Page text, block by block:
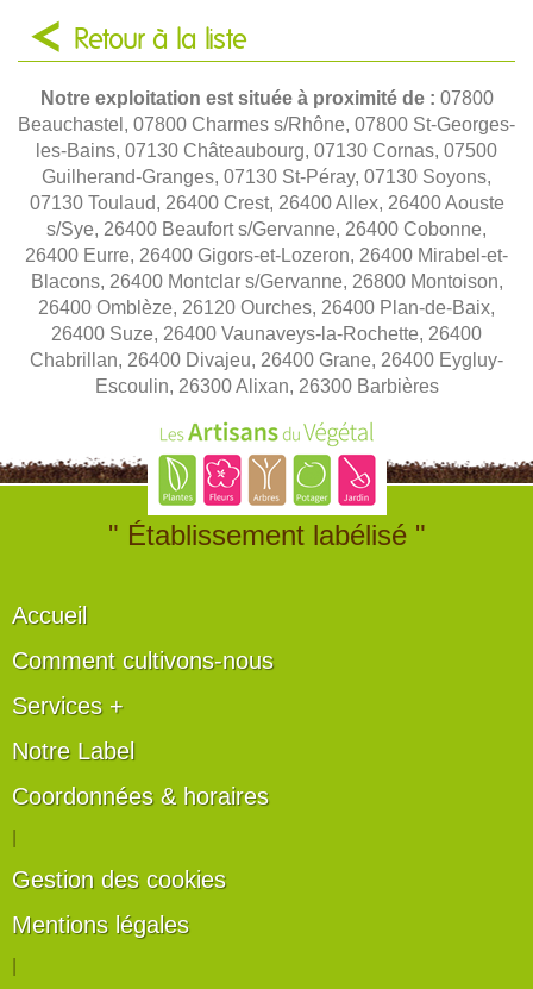
Retour à la liste
Notre exploitation est située à proximité de : 07800
Beauchastel, 07800 Charmes s/Rhône, 07800 St-Georges-
les-Bains, 07130 Châteaubourg, 07130 Cornas, 07500
Guilherand-Granges, 07130 St-Péray, 07130 Soyons,
07130 Toulaud, 26400 Crest, 26400 Allex, 26400 Aouste
s/Sye, 26400 Beaufort s/Gervanne, 26400 Cobonne,
26400 Eurre, 26400 Gigors-et-Lozeron, 26400 Mirabel-et-
Blacons, 26400 Montclar s/Gervanne, 26800 Montoison,
26400 Omblèze, 26120 Ourches, 26400 Plan-de-Baix,
26400 Suze, 26400 Vaunaveys-la-Rochette, 26400
Chabrillan, 26400 Divajeu, 26400 Grane, 26400 Eygluy-
Escoulin, 26300 Alixan, 26300 Barbières
" Établissement labélisé "
Accueil
Comment cultivons-nous
Services +
Notre Label
Coordonnées & horaires
Gestion des cookies
Mentions légales